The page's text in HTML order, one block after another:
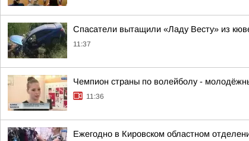
Спасатели вытащили «Ладу Весту» из
11:37
Чемпион страны по волейболу -
11:36
Ежегодно в Кировском областном